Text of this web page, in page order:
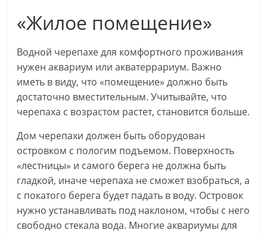
«Жилое помещение»
Водной черепахе для комфортного проживания
нужен аквариум или акватеррариум. Важно
иметь в виду, что «помещение» должно быть
достаточно вместительным. Учитывайте, что
черепаха с возрастом растет, становится больше.
Дом черепахи должен быть оборудован
островком с пологим подъемом. Поверхность
«лестницы» и самого берега не должна быть
гладкой, иначе черепаха не сможет взобраться, а
с покатого берега будет падать в воду. Островок
нужно устанавливать под наклоном, чтобы с него
свободно стекала вода. Многие аквариумы для